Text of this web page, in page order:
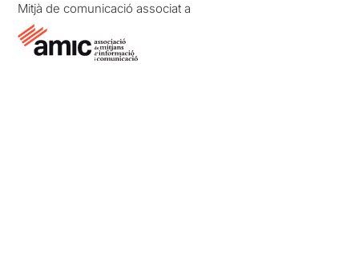
Mitjà de comunicació associat a